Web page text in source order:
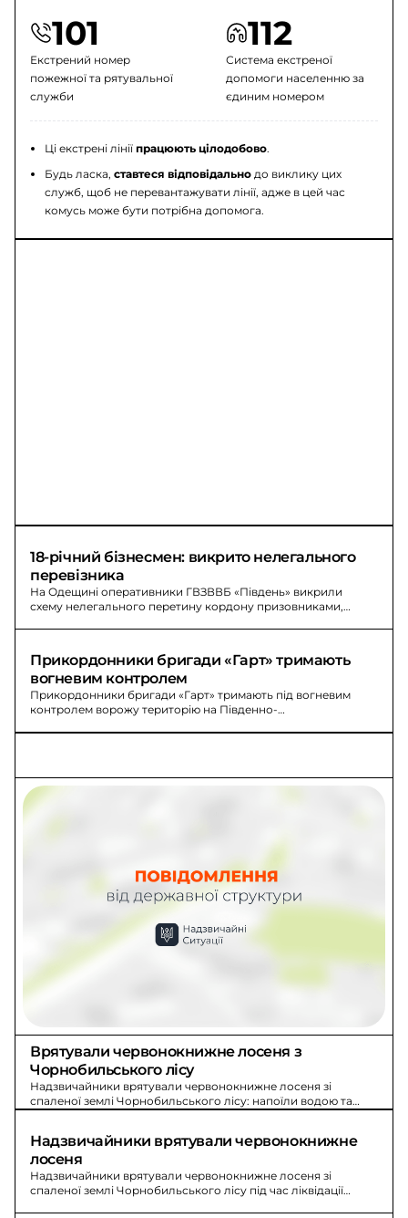
101
Екстрений номер
пожежної та рятувальної
служби
112
Система екстреної
допомоги населенню за
єдиним номером
Ці екстрені лініїпрацюють цілодобово.
Будь ласка,ставтеся відповідально до виклику цих
служб, щоб не перевантажувати лінії, адже в цей час
комусь може бути потрібна допомога.
18-річний бізнесмен: викрито нелегального
перевізника
На Одещині оперативники ГВЗВВБ «Південь» викрили
схему нелегального перетину кордону призовниками,
Прикордонники бригади «Гарт» тримають
вогневим контролем
Прикордонники бригади «Гарт» тримають під вогневим
контролем ворожу територію на Південно-
накривається. Днями знищили артилерійську позицію
Врятували червонокнижне лосеня з
Чорнобильського лісу
Надзвичайники врятували червонокнижне лосеня зі
спаленої землі Чорнобильського лісу: напоїли водою та
Надзвичайники врятували червонокнижне
лосеня
Надзвичайники врятували червонокнижне лосеня зі
спаленої землі Чорнобильського лісу під час ліквідації